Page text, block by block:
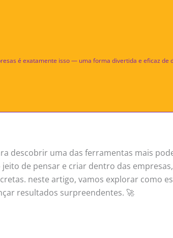
é exatamente isso — uma forma divertida e eficaz de
descobrir uma das ferramentas mais
de pensar e criar dentro das
neste artigo, vamos explorar como
resultados surpreendentes. 🚀